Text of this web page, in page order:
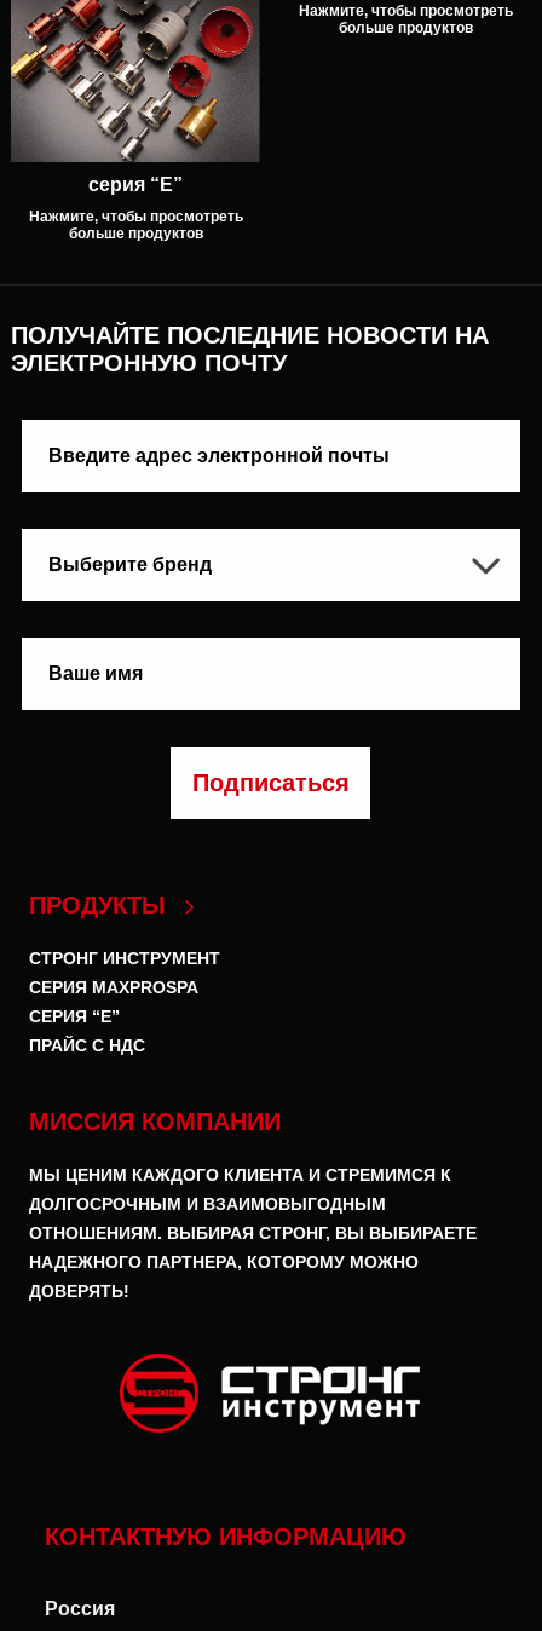
серия “E”
Нажмите, чтобы просмотреть
больше продуктов
Нажмите, чтобы просмотреть
больше продуктов
ПОЛУЧАЙТЕ ПОСЛЕДНИЕ НОВОСТИ НА
ЭЛЕКТРОННУЮ ПОЧТУ
ПРОДУКТЫ
СТРОНГ ИНСТРУМЕНТ
СЕРИЯ MAXPROSPA
СЕРИЯ “E”
ПРАЙС С НДС
МИССИЯ КОМПАНИИ
МЫ ЦЕНИМ КАЖДОГО КЛИЕНТА И СТРЕМИМСЯ К
ДОЛГОСРОЧНЫМ И ВЗАИМОВЫГОДНЫМ
ОТНОШЕНИЯМ. ВЫБИРАЯ СТРОНГ, ВЫ ВЫБИРАЕТЕ
НАДЕЖНОГО ПАРТНЕРА, КОТОРОМУ МОЖНО
ДОВЕРЯТЬ!
КОНТАКТНУЮ ИНФОРМАЦИЮ
Россия